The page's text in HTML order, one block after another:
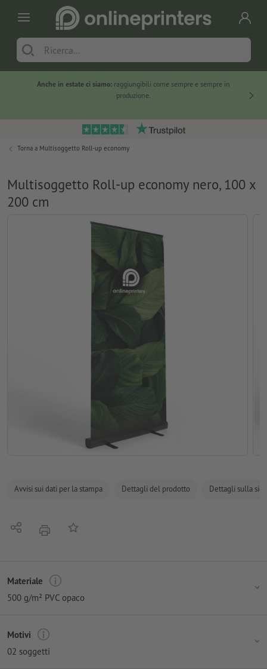
Anche in estate ci siamo: raggiungibili come sempre e sempre in
produzione.
Torna a Multisoggetto Roll-up economy
Multisoggetto Roll-up economy nero, 100 x
200 cm
Avvisi sui dati per la stampa Dettagli del prodotto Dettagli sulla
Condividistamparealla lista preferiti
Materiale
500 g/m² PVC opaco
Motivi
02 soggetti